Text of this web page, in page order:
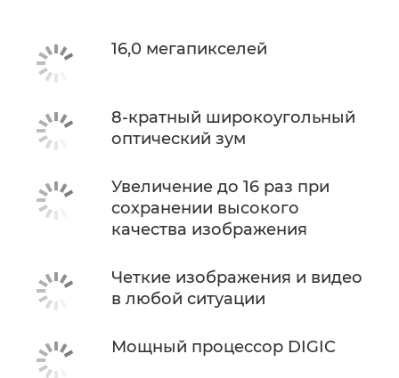
16,0 мегапикселей
8-кратный широкоугольный
оптический зум
Увеличение до 16 раз при
сохранении высокого
качества изображения
Четкие изображения и видео
в любой ситуации
Мощный процессор DIGIC